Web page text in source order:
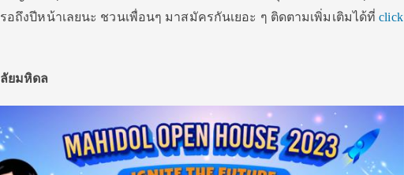
อถึงปีหน้าเลยนะ ชวนเพื่อนๆ มาสมัครกันเยอะ ๆ ติดตามเพิ่มเติมได้ที่click
ยมหิดล